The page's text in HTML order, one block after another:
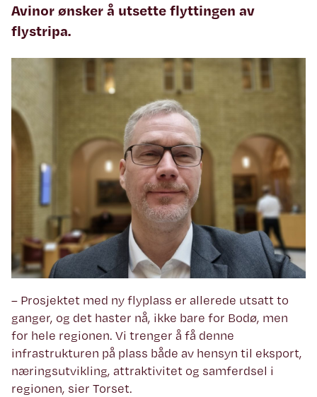
Avinor ønsker å utsette flyttingen av
flystripa.
– Prosjektet med ny flyplass er allerede utsatt to
ganger, og det haster nå, ikke bare for Bodø, men
for hele regionen. Vi trenger å få denne
infrastrukturen på plass både av hensyn til eksport,
næringsutvikling, attraktivitet og samferdsel i
regionen, sier Torset.